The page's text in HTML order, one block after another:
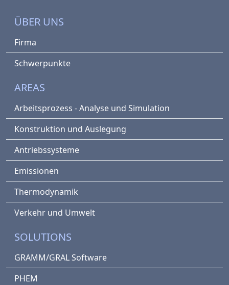
ÜBER UNS
Firma
Schwerpunkte
AREAS
Arbeitsprozess - Analyse und Simulation
Konstruktion und Auslegung
Antriebssysteme
Emissionen
Thermodynamik
Verkehr und Umwelt
SOLUTIONS
GRAMM/GRAL Software
PHEM